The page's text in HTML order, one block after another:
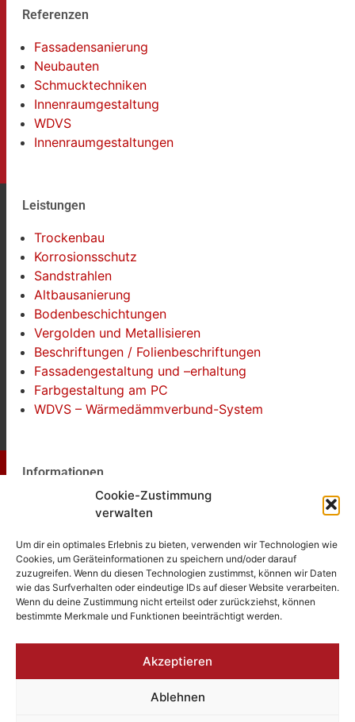
Cookie-Zustimmung
verwalten
Um dir ein optimales Erlebnis zu bieten, verwenden wir Technologien wie
Cookies, um Geräteinformationen zu speichern und/oder darauf
zuzugreifen. Wenn du diesen Technologien zustimmst, können wir Daten
wie das Surfverhalten oder eindeutige IDs auf dieser Website verarbeiten.
Wenn du deine Zustimmung nicht erteilst oder zurückziehst, können
bestimmte Merkmale und Funktionen beeinträchtigt werden.
Akzeptieren
Ablehnen
Referenzen
Fassadensanierung
Neubauten
Schmucktechniken
Innenraumgestaltung
WDVS
Innenraumgestaltungen
Leistungen
Trockenbau
Korrosionsschutz
Sandstrahlen
Altbausanierung
Bodenbeschichtungen
Vergolden und Metallisieren
Beschriftungen / Folienbeschriftungen
Fassadengestaltung und –erhaltung
Farbgestaltung am PC
WDVS – Wärmedämmverbund-System
Informationen
Cookie-Richtlinie (EU)